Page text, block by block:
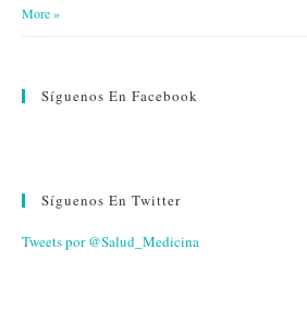
More »
Síguenos En Facebook
Síguenos En Twitter
Tweets por @Salud_Medicina